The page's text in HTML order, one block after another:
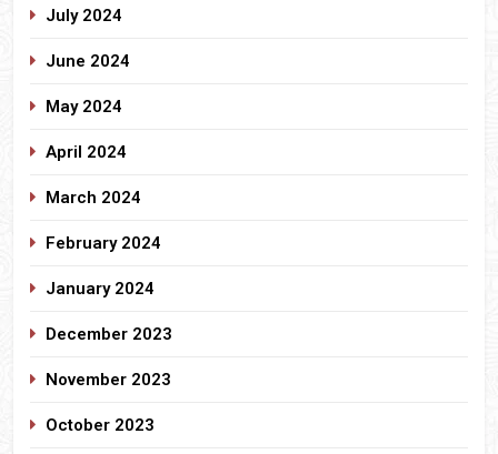
July 2024
June 2024
May 2024
April 2024
March 2024
February 2024
January 2024
December 2023
November 2023
October 2023